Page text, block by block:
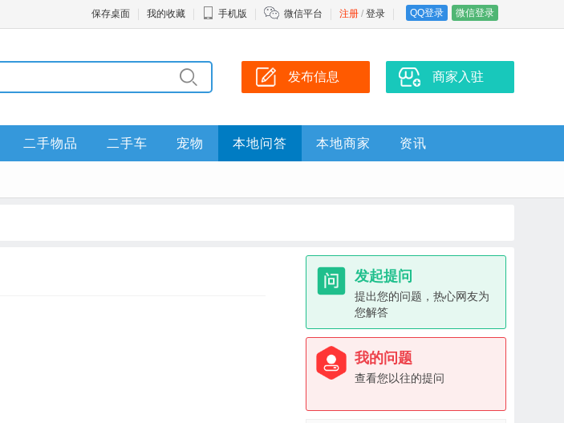
注册 / 登录 QQ登录 微信登录
保存桌面 我的收藏 手机版 微信平台
发布信息 商家入驻
二手物品 二手车 宠物 本地问答 本地商家 资讯
发起提问
提出您的问题，热心网友为
您解答
我的问题
查看您以往的提问